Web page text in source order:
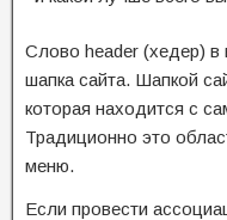
Слово header (хедер) в
шапка сайта. Шапкой
которая находится с
Традиционно это
меню.
Если провести